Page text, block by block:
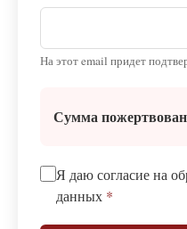
На этот email придет
Сумма
Я даю согласие на
данных *